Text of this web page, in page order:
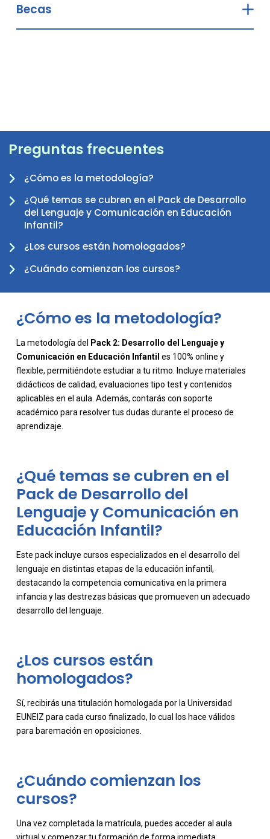
Becas
Preguntas frecuentes
¿Cómo es la metodología?
¿Qué temas se cubren en el Pack de Desarrollo
del Lenguaje y Comunicación en Educación
Infantil?
¿Los cursos están homologados?
¿Cuándo comienzan los cursos?
¿Cómo es la metodología?
La metodología del
Pack 2: Desarrollo del Lenguaje y
Comunicación en Educación Infantil es 100% online y
flexible, permitiéndote estudiar a tu ritmo. Incluye materiales
didácticos de calidad, evaluaciones tipo test y contenidos
aplicables en el aula. Además, contarás con soporte
académico para resolver tus dudas durante el proceso de
aprendizaje.
-
¿Qué temas se cubren en el
Pack de Desarrollo del
Lenguaje y Comunicación en
Educación Infantil?
Este pack incluye cursos especializados en el desarrollo del
lenguaje en distintas etapas de la educación infantil,
destacando la competencia comunicativa en la primera
infancia y las destrezas básicas que promueven un adecuado
desarrollo del lenguaje.
-
¿Los cursos están
homologados?
Sí, recibirás una titulación homologada por la Universidad
EUNEIZ para cada curso finalizado, lo cual los hace válidos
para baremación en oposiciones.
-
¿Cuándo comienzan los
cursos?
Una vez completada la matrícula, puedes acceder al aula